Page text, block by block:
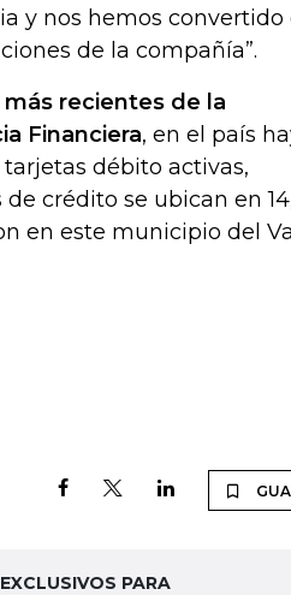
y nos hemos convertido
de la compañía”.
recientes de la
Financiera, en el país
débito activas,
crédito se ubican en
en este municipio del
PARA